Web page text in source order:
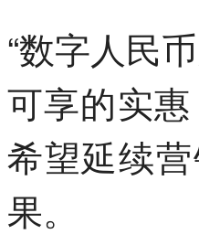
“数字人民
可享的实
希望延续
果。